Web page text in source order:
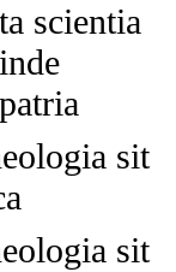
scientia
sit
sit